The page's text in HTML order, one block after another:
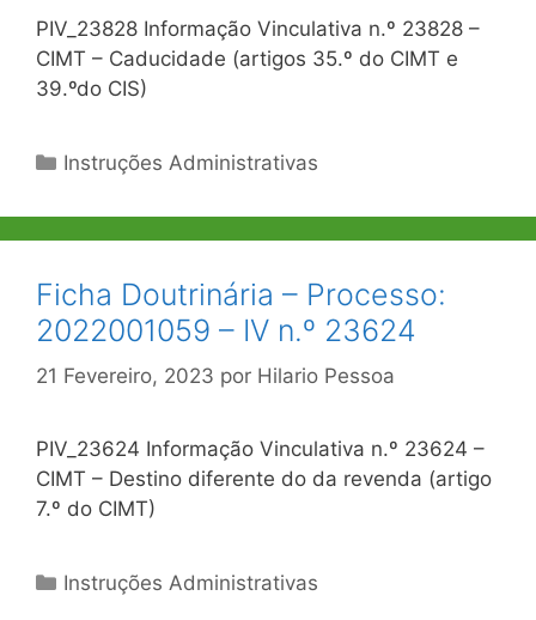
PIV_23828 Informação Vinculativa n.º 23828 –
CIMT – Caducidade (artigos 35.º do CIMT e
39.ºdo CIS)
Categorias
Instruções Administrativas
Ficha Doutrinária – Processo:
2022001059 – IV n.º 23624
21 Fevereiro, 2023 por Hilario Pessoa
PIV_23624 Informação Vinculativa n.º 23624 –
CIMT – Destino diferente do da revenda (artigo
7.º do CIMT)
Categorias
Instruções Administrativas